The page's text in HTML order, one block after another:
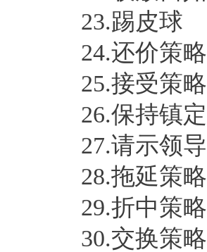
23.踢皮球
24.还价策略
25.接受策略
26.保持镇定
27.请示领导
28.拖延策略
29.折中策略
30.交换策略